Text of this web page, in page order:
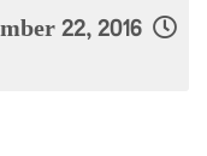
September 22, 2016